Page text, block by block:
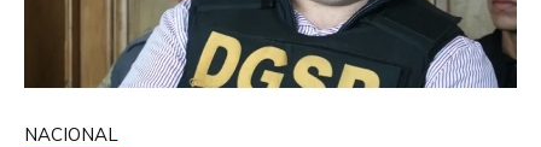
NACIONAL